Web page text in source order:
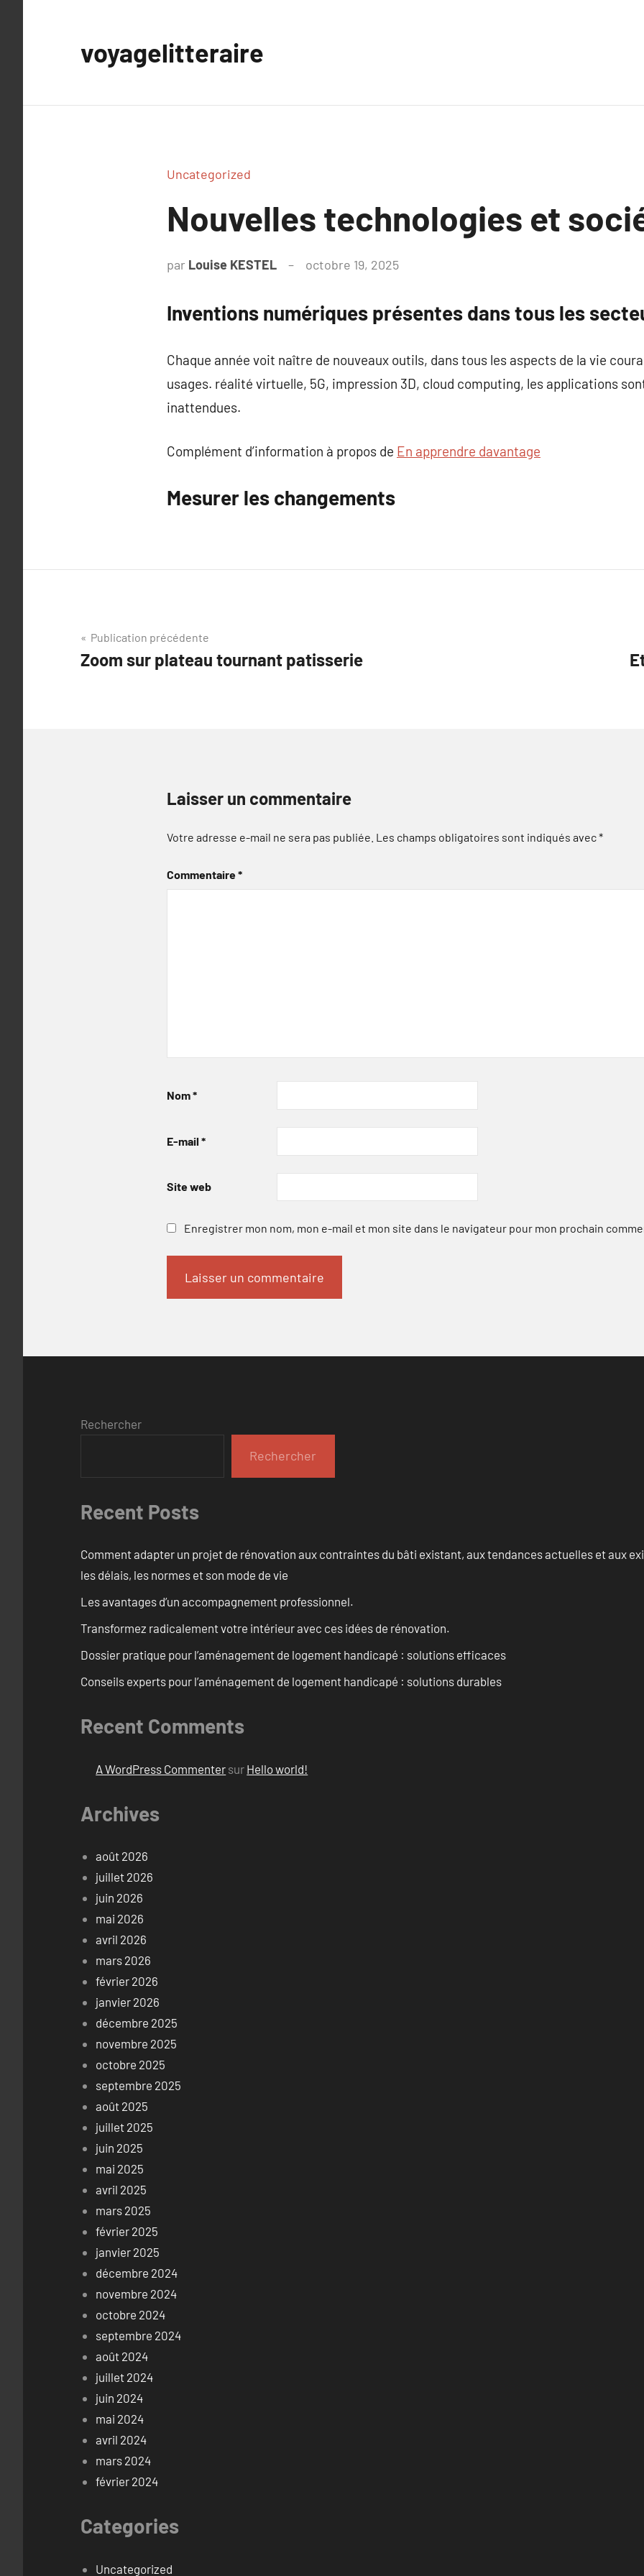
voyagelitteraire
Uncategorized
Nouvelles technologies et
par Louise KESTEL octobre 19, 2025
Inventions numériques présentes dans tous les
Chaque année voit naître de nouveaux outils, dans tous les aspects de la vie
usages. réalité virtuelle, 5G, impression 3D, cloud computing, les applications
inattendues.
Complément d’information à propos de En apprendre davantage
Mesurer les changements
Navigation
de
Publication précédente
Zoom sur plateau tournant patisserie
Laisser un commentaire
Votre adresse e-mail ne sera pas publiée. Les champs obligatoires sont indiqués avec*
Commentaire*
Nom*
E-mail *
Site web
Enregistrer mon nom, mon e-mail et mon site dans le navigateur pour mon prochain
Rechercher
Rechercher
Recent Posts
Comment adapter un projet de rénovation aux contraintes du bâti existant, aux tendances actuelles et aux
les délais, les normes et son mode de vie
Les avantages d’un accompagnement professionnel.
Transformez radicalement votre intérieur avec ces idées de rénovation.
Dossier pratique pour l’aménagement de logement handicapé : solutions efficaces
Conseils experts pour l’aménagement de logement handicapé : solutions durables
Recent Comments
A WordPress Commenter sur Hello world!
Archives
août 2026
juillet 2026
juin 2026
mai 2026
avril 2026
mars 2026
février 2026
janvier 2026
décembre 2025
novembre 2025
octobre 2025
septembre 2025
août 2025
juillet 2025
juin 2025
mai 2025
avril 2025
mars 2025
février 2025
janvier 2025
décembre 2024
novembre 2024
octobre 2024
septembre 2024
août 2024
juillet 2024
juin 2024
mai 2024
avril 2024
mars 2024
février 2024
Categories
Uncategorized